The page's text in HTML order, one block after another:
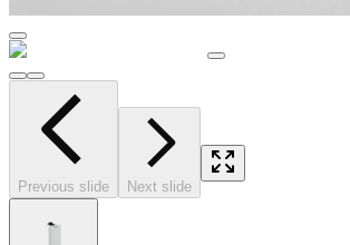
Previous slide Next slide